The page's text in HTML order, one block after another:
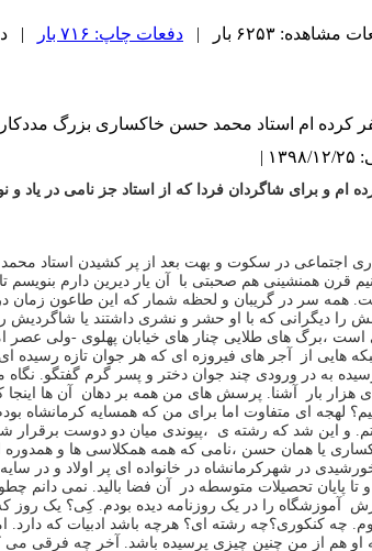
مشاهده: ۶۲۵۳ بار | دفعات چاپ: ۷۱۶ بار |
کرده ام استاد محمد حسن خاکساری بزرگ
|
ام و برای شاگردان فردا که از استاد جز نامی در یاد و
اجتماعی در سکوت و بهت بعد از پر کشیدن استاد
قرن همنشینی هم صحبتی با آن یار دیرین دارم بنویسم
‪ . همه سر در گریبان و لحظه شمار که این طاعون زمان
را دیگرانی که با او حشر و نشری داشتند یا شاگردیش
،برگ های طلایی چنار های خیابان پهلوی ‪-ولی عصر
هایی از آجر های فیروزه ای که هر جوان تازه رسیده
به در ورودی چند جوان دختر و پسر گرم گفتگو‪ . نگاه
هزار بار آشنا‪ . پرسش های من همه بر دهان آن ها
لهجه ای متفاوت اما برای من که همسایه کرمانشاه
‪ . و این شد که رشته ی ،پیوندی میان دو دوست برقرار
یا همان حسن ،نامی که همه همکلاسی ها و
کرمانشاه در خانواده ای پر اولاد و در
پایان تحصیلات متوسطه در آن فضا بالید‪ . نمی دانم
آموزشگاه را در یک روزنامه دیده بودم‪ . کِی؟ یک روز که
‪ . چه کنکوری؟چه رشته ای؟ هرچه باشد ادبیات که دارد‪ .
او هم از من چنین چیزی پرسیده باشد‪. آخر چه فرقی می